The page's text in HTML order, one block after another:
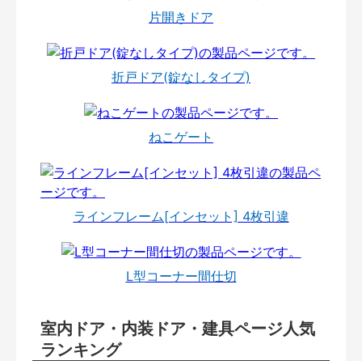
片開きドア
折戸ドア(錠なしタイプ)
ねこゲート
ラインフレーム[インセット] 4枚引違
L型コーナー間仕切
室内ドア・内装ドア・建具ページ人気
ランキング